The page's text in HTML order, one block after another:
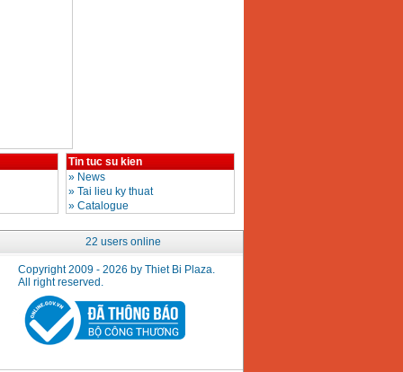
Tin tuc su kien
» News
» Tai lieu ky thuat
» Catalogue
22 users online
Copyright 2009 - 2026 by Thiet Bi Plaza.
All right reserved.